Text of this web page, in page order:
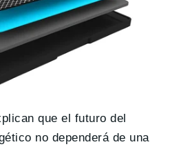
que el futuro del
no dependerá de una